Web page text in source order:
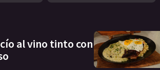
al vino tinto con